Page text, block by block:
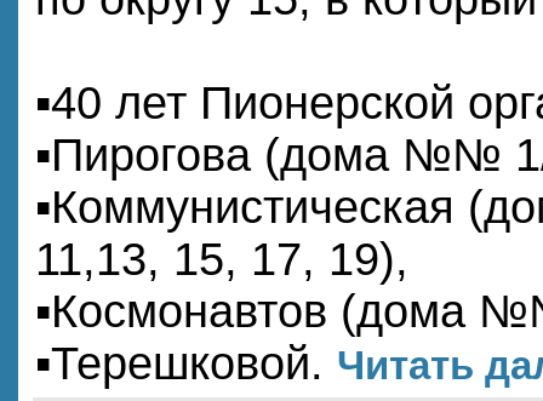
▪️40 лет Пионерской
▪Пирогова (дома №№
▪Коммунистическая
11,13, 15, 17, 19),
▪Космонавтов (дома
▪Терешковой. Читать